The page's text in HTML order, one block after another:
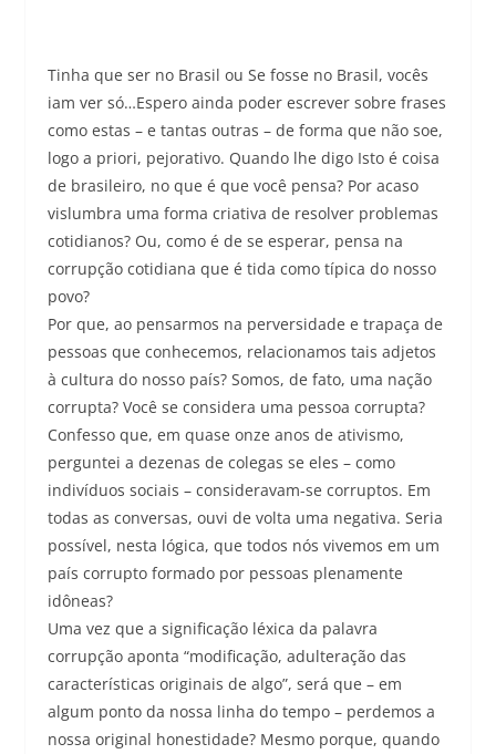
Tinha que ser no Brasil ou Se fosse no Brasil, vocês
iam ver só…Espero ainda poder escrever sobre frases
como estas – e tantas outras – de forma que não soe,
logo a priori, pejorativo. Quando lhe digo Isto é coisa
de brasileiro, no que é que você pensa? Por acaso
vislumbra uma forma criativa de resolver problemas
cotidianos? Ou, como é de se esperar, pensa na
corrupção cotidiana que é tida como típica do nosso
povo?
Por que, ao pensarmos na perversidade e trapaça de
pessoas que conhecemos, relacionamos tais adjetos
à cultura do nosso país? Somos, de fato, uma nação
corrupta? Você se considera uma pessoa corrupta?
Confesso que, em quase onze anos de ativismo,
perguntei a dezenas de colegas se eles – como
indivíduos sociais – consideravam-se corruptos. Em
todas as conversas, ouvi de volta uma negativa. Seria
possível, nesta lógica, que todos nós vivemos em um
país corrupto formado por pessoas plenamente
idôneas?
Uma vez que a significação léxica da palavra
corrupção aponta “modificação, adulteração das
características originais de algo”, será que – em
algum ponto da nossa linha do tempo – perdemos a
nossa original honestidade? Mesmo porque, quando